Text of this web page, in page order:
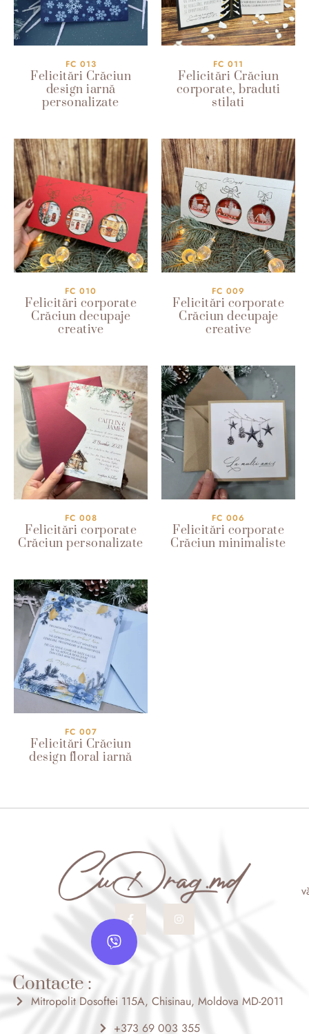
FC 013
Felicitări Crăciun
design iarnă
personalizate
FC 011
Felicitări Crăciun
corporate, braduti
stilati
FC 010
Felicitări corporate
Crăciun decupaje
creative
FC 009
Felicitări corporate
Crăciun decupaje
creative
FC 008
Felicitări corporate
Crăciun personalizate
FC 006
Felicitări corporate
Crăciun minimaliste
FC 007
Felicitări Crăciun
design floral iarnă
F
a
c
b
o
f
I
n
s
t
V
i
b
e
Contacte :
Mitropolit Dosoftei 115A, Chisinau, Moldova MD-2011
+373 69 003 355